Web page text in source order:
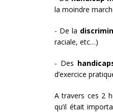
la moindre
- De la
raciale, etc…)
- Des
d’exercice
A travers ces 2
qu’il était